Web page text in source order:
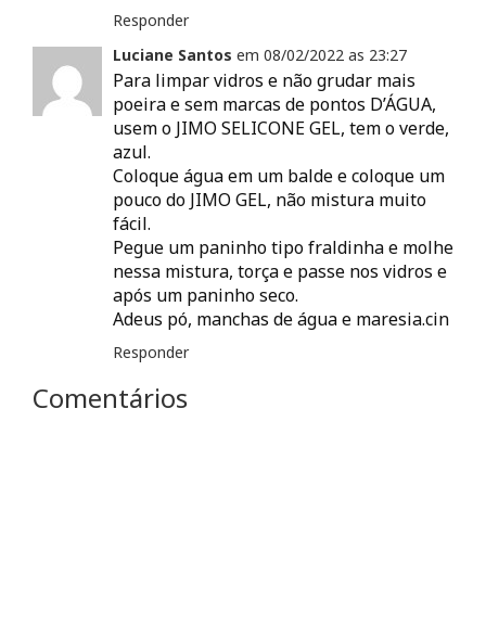
Responder
Luciane Santos em 08/02/2022 as 23:27
Para limpar vidros e não grudar mais
poeira e sem marcas de pontos D’ÁGUA,
usem o JIMO SELICONE GEL, tem o verde,
azul.
Coloque água em um balde e coloque um
pouco do JIMO GEL, não mistura muito
fácil.
Pegue um paninho tipo fraldinha e molhe
nessa mistura, torça e passe nos vidros e
após um paninho seco.
Adeus pó, manchas de água e maresia.cin
Responder
Comentários